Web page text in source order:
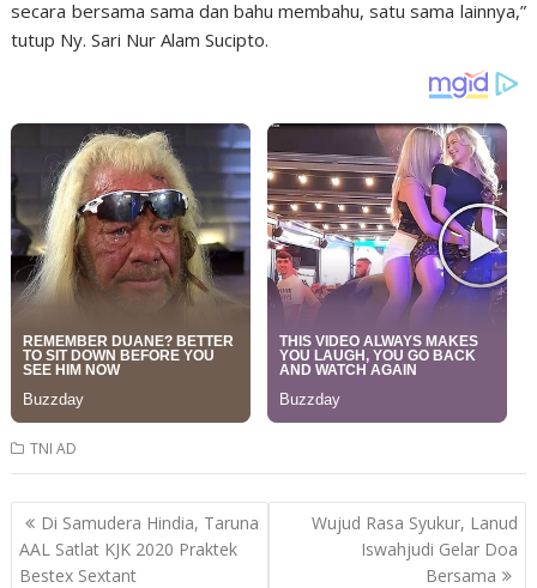
secara bersama sama dan bahu membahu, satu sama lainnya,”
tutup Ny. Sari Nur Alam Sucipto.
TNI AD
Post
navigation
Di Samudera Hindia, Taruna
AAL Satlat KJK 2020 Praktek
Bestex Sextant
Wujud Rasa Syukur, Lanud
Iswahjudi Gelar Doa
Bersama